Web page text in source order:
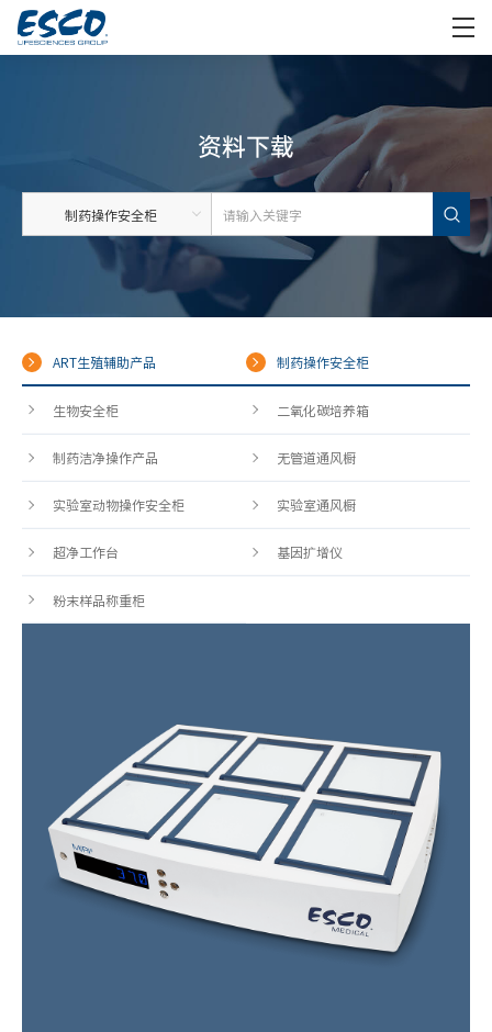
资料下载
ART生殖辅助产品 制药操作安全柜
生物安全柜 二氧化碳培养箱
制药洁净操作产品 无管道通风橱
实验室动物操作安全柜 实验室通风橱
超净工作台 基因扩增仪
粉末样品称重柜